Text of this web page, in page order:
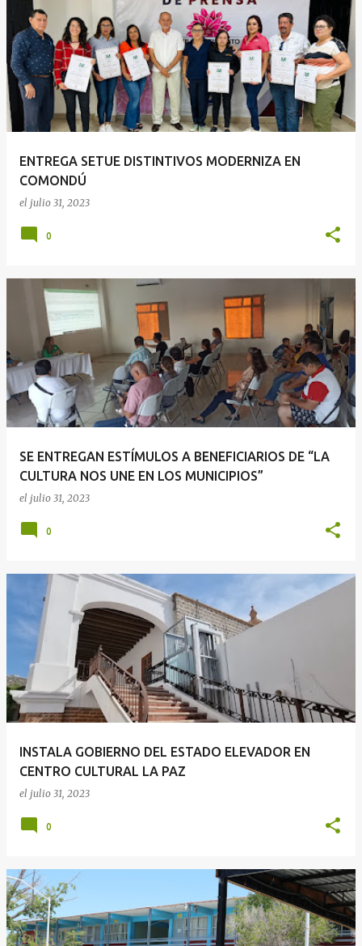
ENTREGA SETUE DISTINTIVOS MODERNIZA EN
COMONDÚ
el julio 31, 2023
0
SE ENTREGAN ESTÍMULOS A BENEFICIARIOS DE “LA
CULTURA NOS UNE EN LOS MUNICIPIOS”
el julio 31, 2023
0
INSTALA GOBIERNO DEL ESTADO ELEVADOR EN
CENTRO CULTURAL LA PAZ
el julio 31, 2023
0